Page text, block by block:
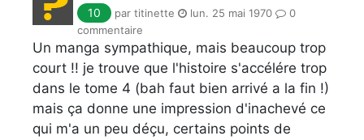
10
par titinette lun. 25 mai 1970
0
commentaire
Un manga sympathique, mais beaucoup trop
court !! je trouve que l'histoire s'accélére trop
dans le tome 4 (bah faut bien arrivé a la fin !)
mais ça donne une impression d'inachevé ce
qui m'a un peu déçu, certains points de